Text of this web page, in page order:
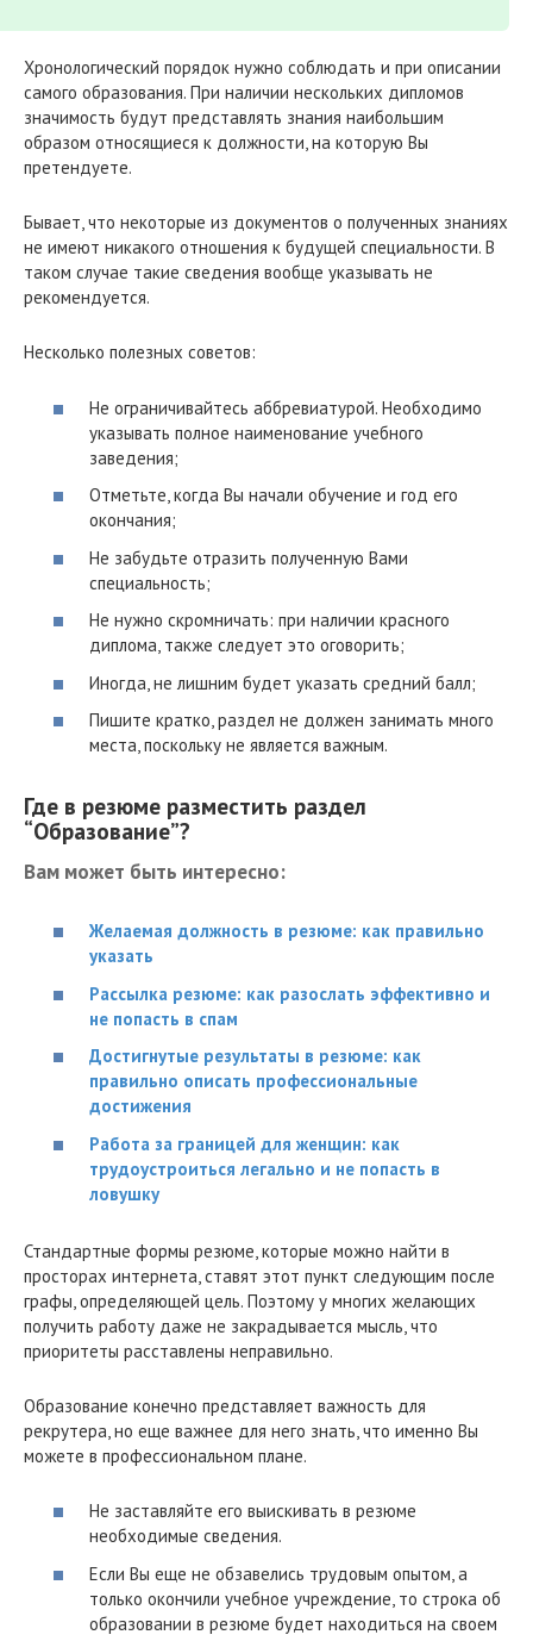
Хронологический порядок нужно соблюдать и при описании
самого образования. При наличии нескольких дипломов
значимость будут представлять знания наибольшим
образом относящиеся к должности, на которую Вы
претендуете.
Бывает, что некоторые из документов о полученных знаниях
не имеют никакого отношения к будущей специальности. В
таком случае такие сведения вообще указывать не
рекомендуется.
Несколько полезных советов:
Не ограничивайтесь аббревиатурой. Необходимо
указывать полное наименование учебного
заведения;
Отметьте, когда Вы начали обучение и год его
окончания;
Не забудьте отразить полученную Вами
специальность;
Не нужно скромничать: при наличии красного
диплома, также следует это оговорить;
Иногда, не лишним будет указать средний балл;
Пишите кратко, раздел не должен занимать много
места, поскольку не является важным.
Где в резюме разместить раздел
“Образование”?
Вам может быть интересно:
Желаемая должность в резюме: как правильно
указать
Рассылка резюме: как разослать эффективно и
не попасть в спам
Достигнутые результаты в резюме: как
правильно описать профессиональные
достижения
Работа за границей для женщин: как
трудоустроиться легально и не попасть в
ловушку
Стандартные формы резюме, которые можно найти в
просторах интернета, ставят этот пункт следующим после
графы, определяющей цель. Поэтому у многих желающих
получить работу даже не закрадывается мысль, что
приоритеты расставлены неправильно.
Образование конечно представляет важность для
рекрутера, но еще важнее для него знать, что именно Вы
можете в профессиональном плане.
Не заставляйте его выискивать в резюме
необходимые сведения.
Если Вы еще не обзавелись трудовым опытом, а
только окончили учебное учреждение, то строка об
образовании в резюме будет находиться на своем